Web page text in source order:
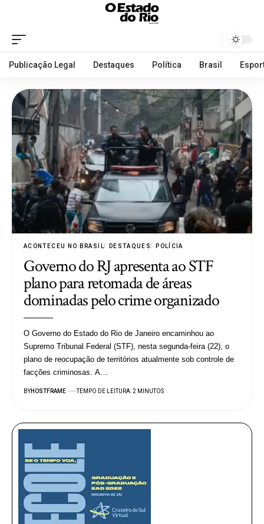
Publicação Legal Destaques Política Brasil
ACONTECEU NO BRASIL DESTAQUES POLÍCIA
Governo do RJ apresenta ao STF
plano para retomada de áreas
dominadas pelo crime organizado
O Governo do Estado do Rio de Janeiro encaminhou ao
Supremo Tribunal Federal (STF), nesta segunda-feira (22), o
plano de reocupação de territórios atualmente sob controle de
facções criminosas. A…
BYHOSTFRAME TEMPO DE LEITURA: 2 MINUTOS